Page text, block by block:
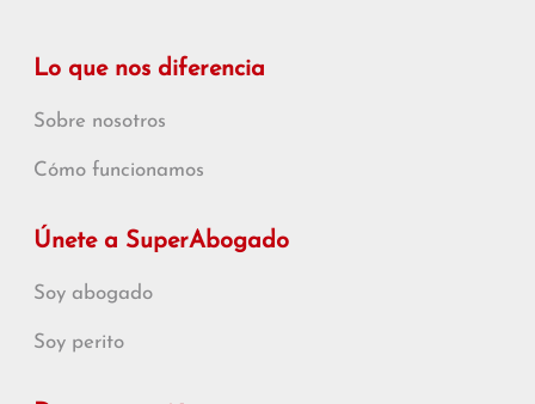
Lo que nos diferencia
Sobre nosotros
Cómo funcionamos
Únete a SuperAbogado
Soy abogado
Soy perito